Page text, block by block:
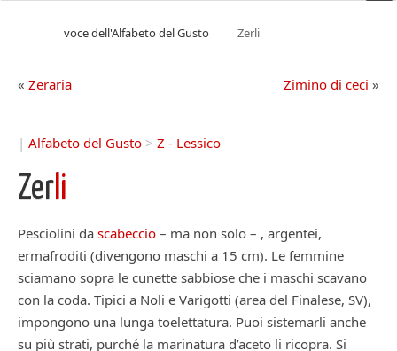
voce dell'Alfabeto del Gusto Zerli
« Zeraria Zimino di ceci »
| Alfabeto del Gusto > Z - Lessico
Zer li
Pesciolini da scabeccio – ma non solo – , argentei,
ermafroditi (divengono maschi a 15 cm). Le femmine
sciamano sopra le cunette sabbiose che i maschi scavano
con la coda. Tipici a Noli e Varigotti (area del Finalese, SV),
impongono una lunga toelettatura. Puoi sistemarli anche
su più strati, purché la marinatura d’aceto li ricopra. Si